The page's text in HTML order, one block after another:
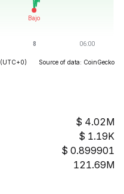
(UTC+0) Source of data: CoinGecko
4.02M
1.19K
0.899901
121.69M